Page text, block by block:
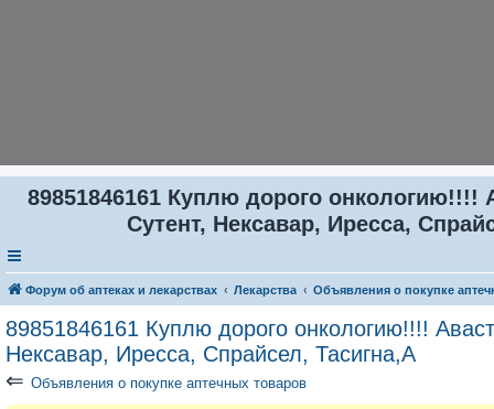
89851846161 Куплю дорого онкологию!!!!
Сутент, Нексавар, Иресса,
Форум об аптеках и лекарствах Лекарства Объявления о покупке
89851846161 Куплю дорого онкологию!!!!
Нексавар, Иресса, Спрайсел, Тасигна,А
⇐ Объявления о покупке аптечных товаров